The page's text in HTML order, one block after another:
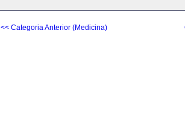
<< Categoria Anterior (Medicina)